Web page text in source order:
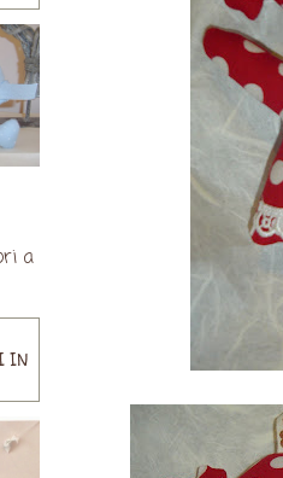
a
IN